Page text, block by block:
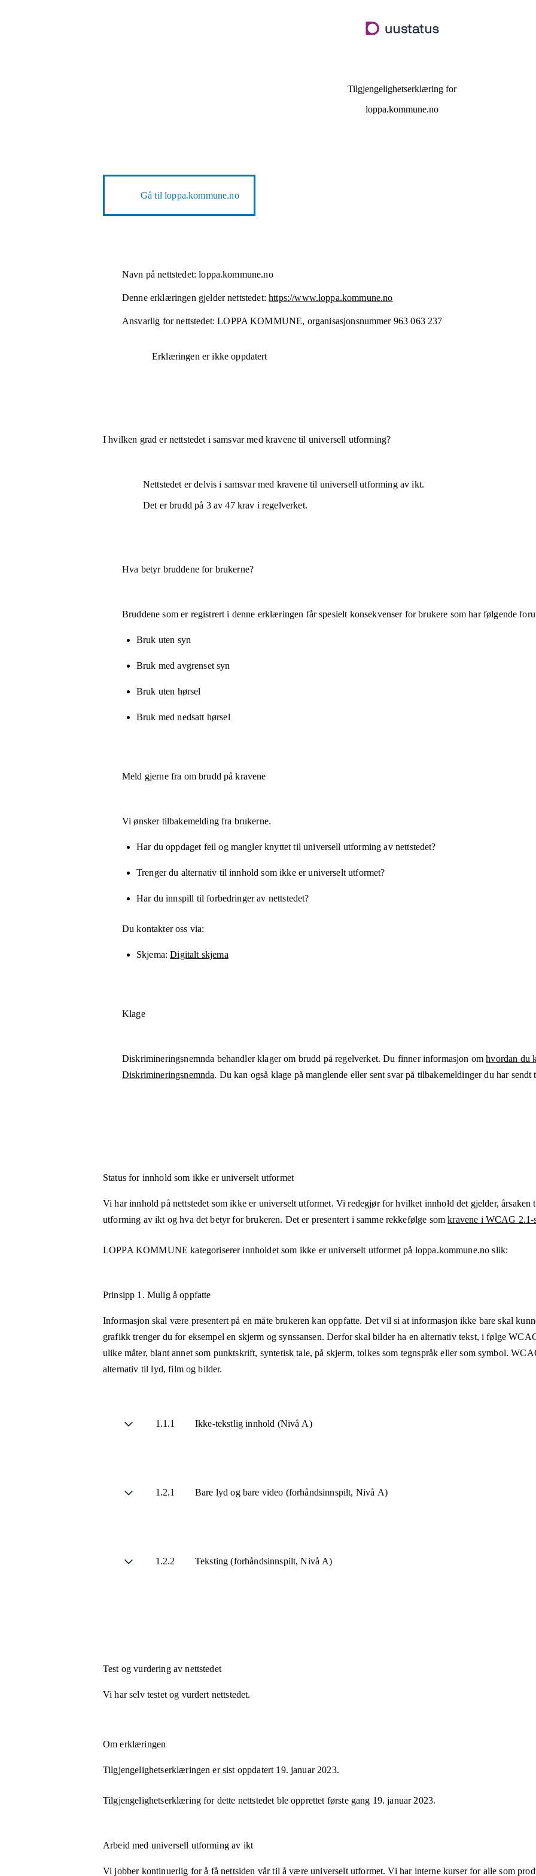
hovedinnhold
Tilgjengelighetserklæring for
loppa.kommune.no
Gå tilloppa.kommune.no
Navn på nettstedet: loppa.kommune.no
Denne erklæringen gjelder nettstedet: https://www.loppa.kommune.no
Ansvarlig for nettstedet: LOPPA KOMMUNE, organisasjonsnummer 963 063 237
Erklæringen er ikke oppdatert
I hvilken grad er nettstedet i samsvar med kravene til universell utforming?
Nettstedet erdelvis i samsvarmed kravene til universell utforming av ikt.
Det er brudd på 3av47krav i regelverket.
Hva betyr bruddene for brukerne?
Bruddene som er registrert i denne erklæringen får spesielt konsekvenser for brukere som har følgende
Bruk uten syn
Bruk med avgrenset syn
Bruk uten hørsel
Bruk med nedsatt hørsel
Meld gjerne fra om brudd på kravene
Vi ønsker tilbakemelding fra brukerne.
Har du oppdaget feil og mangler knyttet til universell utforming av nettstedet?
Trenger du alternativ til innhold som ikke er universelt utformet?
Har du innspill til forbedringer av nettstedet?
Du kontakter oss via:
Skjema Digitalt skjema
Klage
Diskrimineringsnemnda behandler klager om brudd på regelverket. Du finner informasjon omhvordan du
Diskrimineringsnemnda. Du kan også klage på manglende eller sent svar på tilbakemeldinger du har sendt
Status for innhold som ikke er universelt utformet
Vi har innhold på nettstedet som ikke er universelt utformet. Vi redegjør for hvilket innhold det gjelder,
utforming av ikt og hva det betyr for brukeren. Det er presentert i samme rekkefølge somkravene i WCAG 2.1-
LOPPA KOMMUNE kategoriserer innholdet som ikke er universelt utformet på loppa.kommune.no slik:
Prinsipp 1. Mulig å oppfatte
Informasjon skal være presentert på en måte brukeren kan oppfatte. Det vil si at informasjon ikke bare skal
grafikk trenger du for eksempel en skjerm og synssansen. Derfor skal bilder ha en alternativ tekst, i følge
ulike måter, blant annet som punktskrift, syntetisk tale, på skjerm, tolkes som tegnspråk eller som symbol.
alternativ til lyd, film og bilder.
1.1.1 Ikke-tekstlig innhold (Nivå A)
1.2.1 Bare lyd og bare video (forhåndsinnspilt, Nivå A)
1.2.2 Teksting (forhåndsinnspilt, Nivå A)
Test og vurdering av nettstedet
Vi har selv testet og vurdert nettstedet.
Om erklæringen
Tilgjengelighetserklæringen er sist oppdatert 19. januar 2023.
Tilgjengelighetserklæring for dette nettstedet ble opprettet første gang 19. januar 2023.
Arbeid med universell utforming av ikt
Vi jobber kontinuerlig for å få nettsiden vår til å være universelt utformet. Vi har interne kurser for alle som